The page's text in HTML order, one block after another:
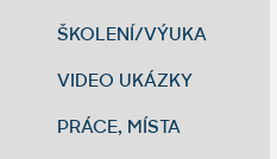
ŠKOLENÍ/VÝUKA
VIDEO UKÁZKY
PRÁCE, MÍSTA